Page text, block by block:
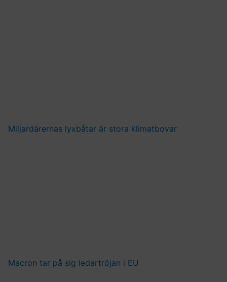
Miljardärernas lyxbåtar är stora klimatbovar
Macron tar på sig ledartröjan i EU